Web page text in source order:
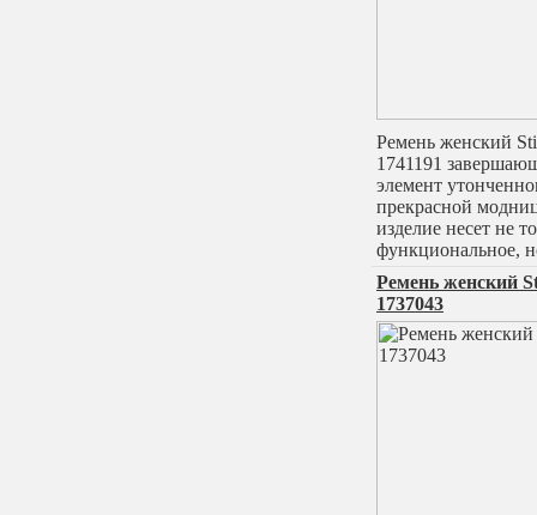
Ремень женский
1741191
элемент
прекрасной
изделие несет не
функциональное,
Ремень женский
1737043